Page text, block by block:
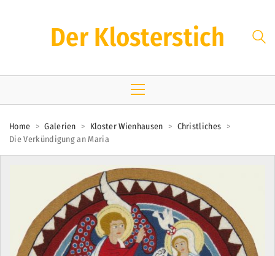
Der Klosterstich
Home > Galerien > Kloster Wienhausen > Christliches >
Die Verkündigung an Maria